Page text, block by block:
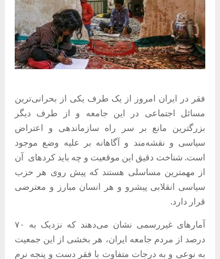
فقر در ایران امروز از یک طرف یکی از بحرانی‌ترین
مسائل اجتماعی در این جامعه و از طرف دیگر
بزرگترین مانع بر سر راه سازماندهی و اعتراض
سیاسی و نقشەمند و آگاهانه بر علیه وضع موجود
است. شناخت دقیق این موقعیت و چه باید کردهای آن
از مهمترین مساسلی هستند که پیش روی هر حزب
سیاسی انقلابی پیشرو و هر انسان مبارز و معترضی
قرار دارد.
آمارهای غیررسمی نشان می‌دهند که نزدیک به ۷۰
درصد از مردم جامعه ایران، هر بخشی از این جمعیت
به نوعی و به درجات متفاوت با فقر دست و پنجه نرم